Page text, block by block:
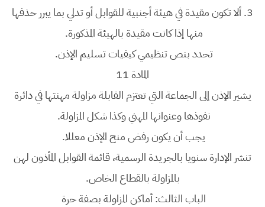
3. ألا تكون مقيدة في هيئة أجنبية للقوابل أو تدلي بما يبرر حذفها
منها إذا كانت مقيدة بالهيئة المذكورة.
تحدد بنص تنظيمي كيفيات تسليم الإذن.
المادة 11
يشير الإذن إلى الجماعة التي تعتزم القابلة مزاولة مهنتها في دائرة
نفوذها وعنوانها المهني وكذا شكل المزاولة.
يجب أن يكون رفض منح الإذن معللا.
تنشر الإدارة سنويا بالجريدة الرسمية، قائمة القوابل المأذون لهن
بالمزاولة بالقطاع الخاص.
الباب الثالث: أماكن المزاولة بصفة حرة